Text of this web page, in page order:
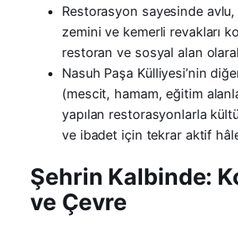
Restorasyon sayesinde
zemini ve kemerli revakları
restoran ve sosyal alan
Nasuh Paşa Külliyesi’nin
(mescit, hamam, eğitim
yapılan restorasyonlarla
ve ibadet için tekrar aktif
Şehrin Kalbinde:
ve Çevre